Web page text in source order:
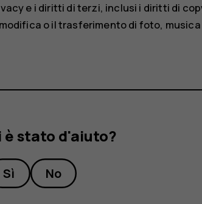
e i diritti di terzi, inclusi i diritti di
o il trasferimento di foto,
è stato d'aiuto?
Sì No